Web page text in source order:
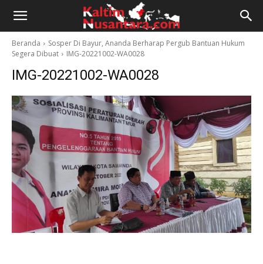
Kaltim
Nusantara
Beranda
Sosper Di Bayur, Ananda Berharap Pergub Bantuan Hukum
Segera Dibuat
IMG-20221002-WA0028
IMG-20221002-WA0028